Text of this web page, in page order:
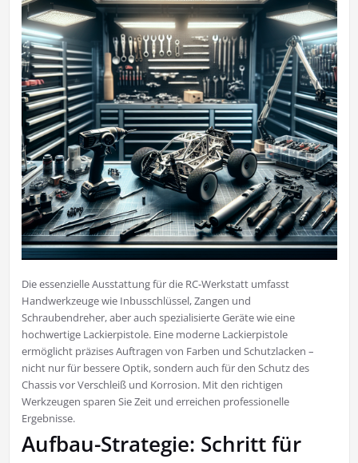
Die essenzielle Ausstattung für die RC-Werkstatt umfasst
Handwerkzeuge wie Inbusschlüssel, Zangen und
Schraubendreher, aber auch spezialisierte Geräte wie eine
hochwertige Lackierpistole. Eine moderne Lackierpistole
ermöglicht präzises Auftragen von Farben und Schutzlacken –
nicht nur für bessere Optik, sondern auch für den Schutz des
Chassis vor Verschleiß und Korrosion. Mit den richtigen
Werkzeugen sparen Sie Zeit und erreichen professionelle
Ergebnisse.
Aufbau-Strategie: Schritt für